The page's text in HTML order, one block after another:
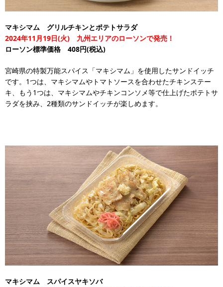
マキシマム グリルチキンとポテトサラダ
2024年11月19日(火) 九州エリアのローソンで発売！
ローソン標準価格 408円(税込)
宮崎県の特製万能スパイス「マキシマム」を使用したサンドイッチ
です。1つは、マキシマムやトマトソースを合わせたチキンステー
キ、もう1つは、マキシマムやチキンコンソメ等で仕上げたポテトサ
ラダを挟み、2種類のサンドイッチが楽しめます。
マキシマム スパイスヤキソバ